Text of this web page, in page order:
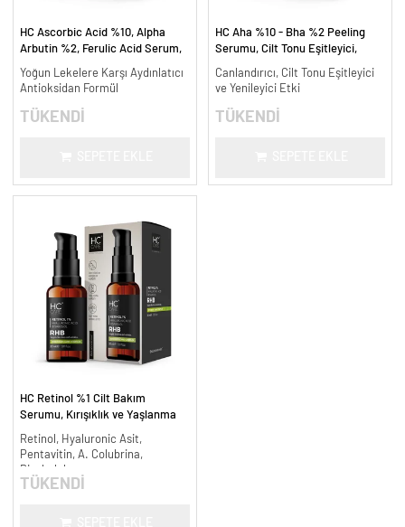
HC Ascorbic Acid %10, Alpha
Arbutin %2, Ferulic Acid Serum,
ml.
Yoğun Lekelere Karşı Aydınlatıcı
Antioksidan Formül
TÜKENDİ
HC Aha %10 - Bha %2 Peeling
Serumu, Cilt Tonu Eşitleyici,
Canlandırıcı, Cilt Tonu Eşitleyici
ve Yenileyici Etki
TÜKENDİ
HC Retinol %1 Cilt Bakım
Serumu, Kırışıklık ve Yaşlanma
Retinol, Hyaluronic Asit,
Pentavitin, A. Colubrina,
Bisabolol
TÜKENDİ